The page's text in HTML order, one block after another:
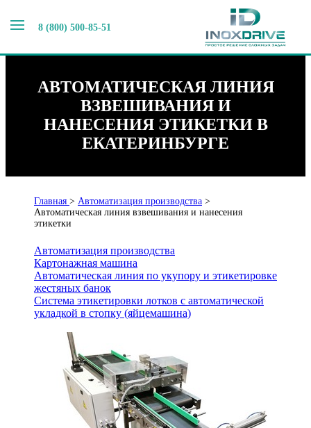
8 (800) 500-85-51
АВТОМАТИЧЕСКАЯ ЛИНИЯ
ВЗВЕШИВАНИЯ И
НАНЕСЕНИЯ ЭТИКЕТКИ В
ЕКАТЕРИНБУРГЕ
Главная > Автоматизация производства >
Автоматическая линия взвешивания и нанесения
этикетки
Автоматизация производства
Картонажная машина
Автоматическая линия по укупору и этикетировке
жестяных банок
Система этикетировки лотков с автоматической
укладкой в стопку (яйцемашина)